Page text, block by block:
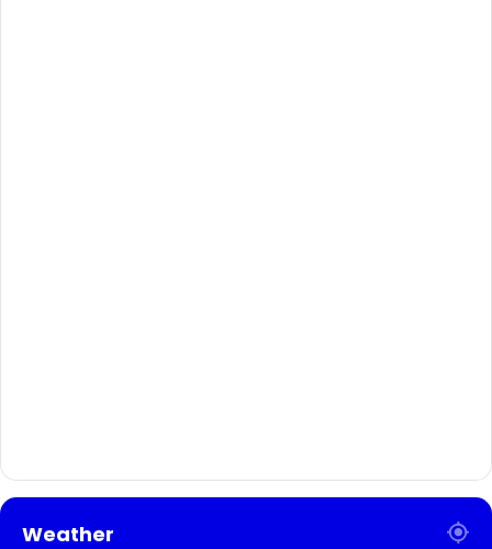
Weather